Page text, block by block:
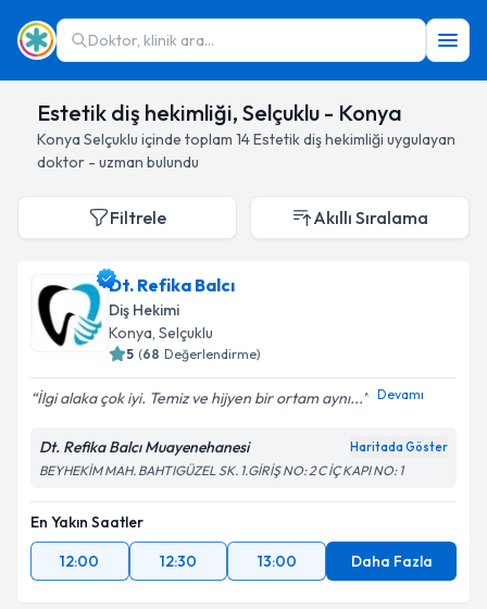
Doktor, klinik ara...
Estetik diş hekimliği, Selçuklu - Konya
Konya Selçuklu içinde toplam 14Estetik diş hekimliği uygulayan
doktor - uzman bulundu
Filtrele Akıllı Sıralama
Dt. Refika Balcı
Diş Hekimi
Konya, Selçuklu
5 (68 Değerlendirme)
İlgi alaka çok iyi. Temiz ve hijyen bir ortam aynı... Devamı
Dt. Refika Balcı Muayenehanesi Haritada Göster
BEYHEKİM MAH. BAHTIGÜZEL SK. 1.GİRİŞ NO: 2 C İÇ KAPI NO: 1
En Yakın Saatler
12:00
12:30 13:00 Daha Fazla